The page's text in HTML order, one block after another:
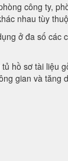
công ty,
nhau tùy
ở đa số các
hồ sơ tài liệu
gian và tăng